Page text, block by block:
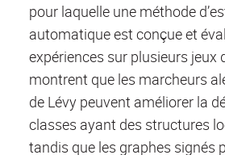
pour laquelle une méthode
automatique est conçue et
expériences sur plusieurs jeux
montrent que les marcheurs
de Lévy peuvent améliorer la
classes ayant des structures
tandis que les graphes signés